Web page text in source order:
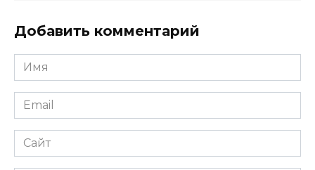
Добавить комментарий
Имя
*
Email
*
Сайт